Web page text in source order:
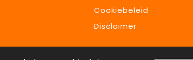
Cookiebeleid
Disclaimer